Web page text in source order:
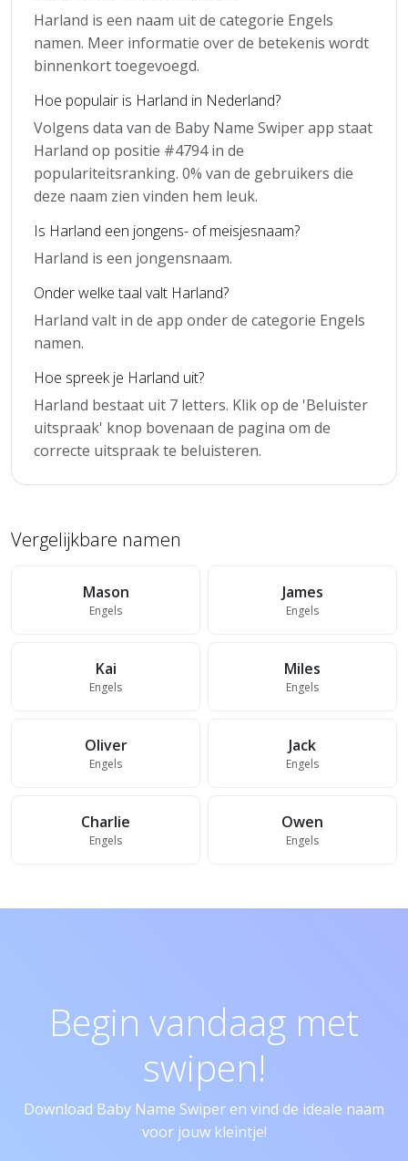
Harland is een naam uit de categorie Engels
namen. Meer informatie over de betekenis wordt
binnenkort toegevoegd.
Hoe populair is Harland in Nederland?
Volgens data van de Baby Name Swiper app staat
Harland op positie #4794 in de
populariteitsranking. 0% van de gebruikers die
deze naam zien vinden hem leuk.
Is Harland een jongens- of meisjesnaam?
Harland is een jongensnaam.
Onder welke taal valt Harland?
Harland valt in de app onder de categorie Engels
namen.
Hoe spreek je Harland uit?
Harland bestaat uit 7 letters. Klik op de 'Beluister
uitspraak' knop bovenaan de pagina om de
correcte uitspraak te beluisteren.
Vergelijkbare namen
Mason
Engels
James
Engels
Kai
Engels
Miles
Engels
Oliver
Engels
Jack
Engels
Charlie
Engels
Owen
Engels
Begin vandaag met
swipen!
Download Baby Name Swiper en vind de ideale naam
voor jouw kleintje!